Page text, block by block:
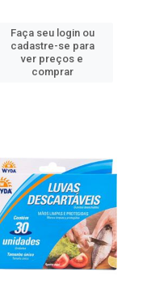
Faça seu login ou
cadastre-se para
ver preços e
comprar